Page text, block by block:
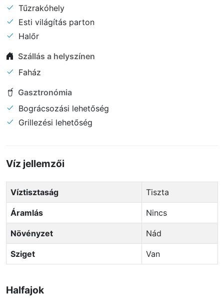
Tűzrakóhely
Esti világítás parton
Halőr
Szállás a helyszínen
Faház
Gasztronómia
Bográcsozási lehetőség
Grillezési lehetőség
Víz jellemzői
Víztisztaság Tiszta
Áramlás Nincs
Növényzet Nád
Sziget Van
Halfajok